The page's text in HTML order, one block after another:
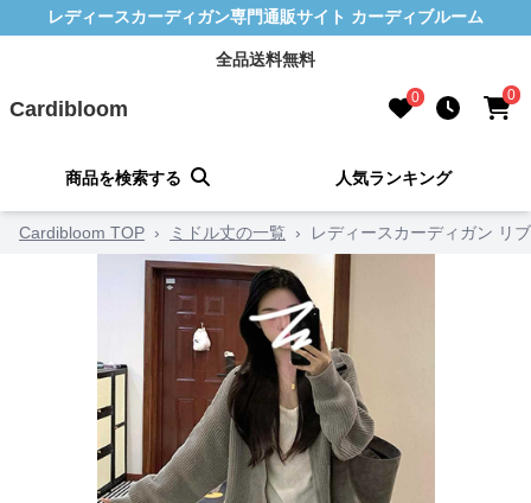
レディースカーディガン専門通販サイト カーディブルーム
全品送料無料
Cardibloom 0 0
商品を検索する 人気ランキング
Cardibloom TOP › ミドル丈の一覧 › レディースカーディガン リ